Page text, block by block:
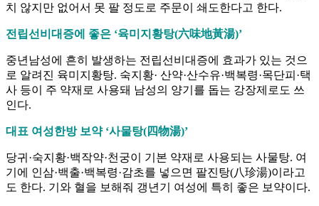
치 않지만 없어서 못 팔 정도로 주문이 쇄도한다고 한다.
전립선비대증에 좋은 ‘육미지황탕(六味地黃湯)’
중년남성에 흔히 발생하는 전립선비대증에 효과가 있는 것으
로 알려진 육미지황탕. 숙지황· 산약·산수유·백복령·목단피·택
사 등이 주 약재로 사용돼 남성의 양기를 돕는 강장제로도 쓰
인다.
대표 여성한방 보약 ‘사물탕(四物湯)’
당귀·숙지황·백작약·천궁이 기본 약재로 사용되는 사물탕. 여
기에 인삼·백출·백복령·감초를 넣으면 팔진탕(八珍湯)이라고
도 한다. 기와 혈을 보해줘 갱년기 여성에 특히 좋은 보약이다.